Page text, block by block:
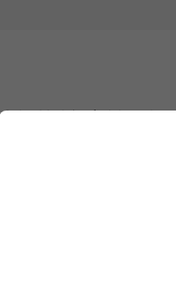
Madeira é elaborado
carnes de caça,